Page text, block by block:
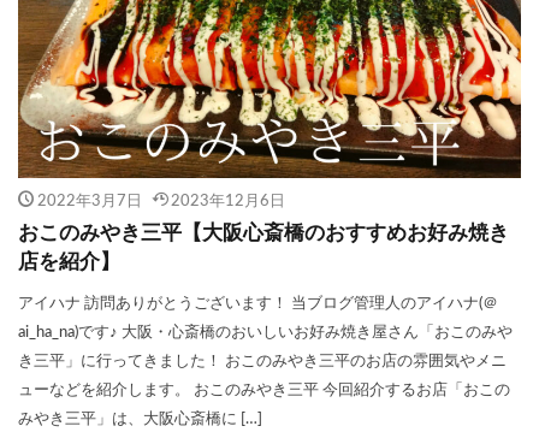
2022年3月7日 2023年12月6日
おこのみやき三平【大阪心斎橋のおすすめお好み焼き
店を紹介】
アイハナ 訪問ありがとうございます！ 当ブログ管理人のアイハナ(＠
ai_ha_na)です♪ 大阪・心斎橋のおいしいお好み焼き屋さん「おこのみや
き三平」に行ってきました！ おこのみやき三平のお店の雰囲気やメニ
ューなどを紹介します。 おこのみやき三平 今回紹介するお店「おこの
みやき三平」は、大阪心斎橋に […]